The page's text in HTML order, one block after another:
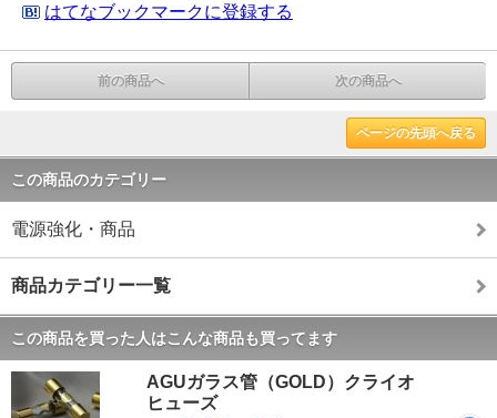
はてなブックマークに登録する
前の商品へ 次の商品へ
ページの先頭へ戻る
この商品のカテゴリー
電源強化・商品
商品カテゴリー一覧
この商品を買った人はこんな商品も買ってます
AGUガラス管（GOLD）クライオ
ヒューズ